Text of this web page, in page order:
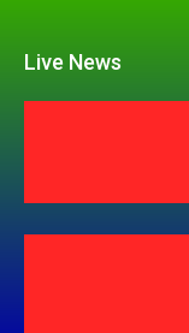
Live News